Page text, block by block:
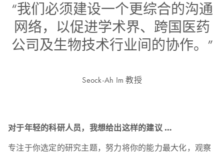
“我们必须建设一个更综合的沟通
网络，以促进学术界、跨国医药
公司及生物技术行业间的协作。”
Seock-Ah Im 教授
对于年轻的科研人员，我想给出这样的建议 …
专注于你选定的研究主题，努力将你的能力最大化，观察